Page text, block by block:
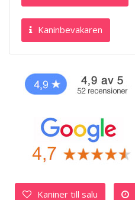
Kaninbevakaren
Kaniner till salu